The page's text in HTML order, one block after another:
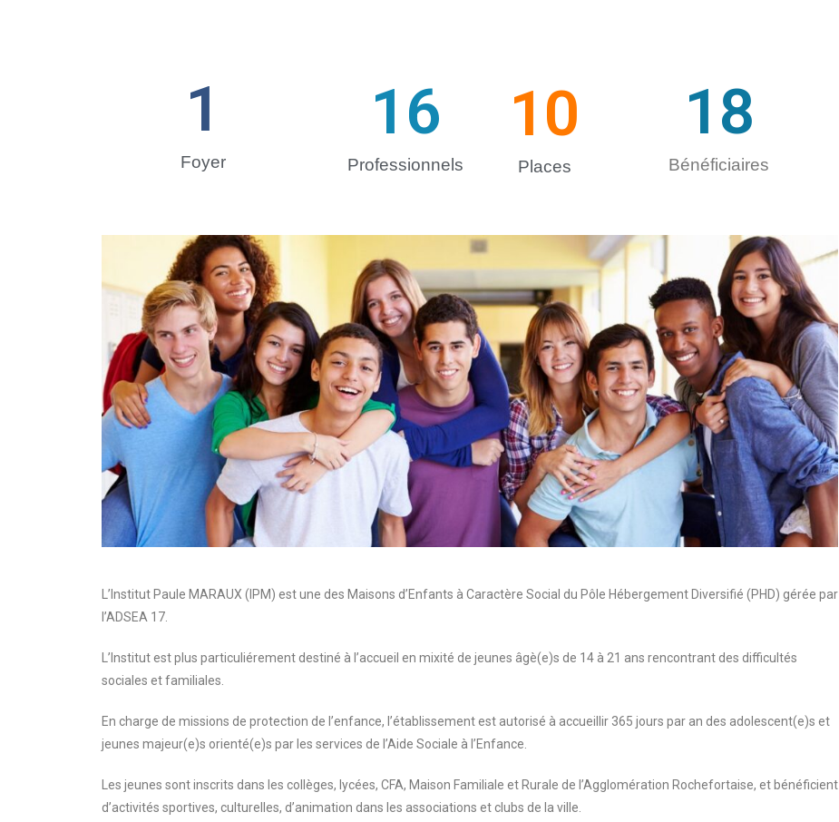
Foyer
1
Professionnels
16
Places
10
Bénéficiaires
18
L’Institut Paule MARAUX (IPM) est une des Maisons d’Enfants à Caractère Social du Pôle Hébergement Diversifié (PHD) gérée par
l’ADSEA 17.
L’Institut est plus particuliérement destiné à l’accueil en mixité de jeunes âgè(e)s de 14 à 21 ans rencontrant des difficultés
sociales et familiales.
En charge de missions de protection de l’enfance, l’établissement est autorisé à accueillir 365 jours par an des adolescent(e)s et
jeunes majeur(e)s orienté(e)s par les services de l’Aide Sociale à l’Enfance.
Les jeunes sont inscrits dans les collèges, lycées, CFA, Maison Familiale et Rurale de l’Agglomération Rochefortaise, et bénéficient
d’activités sportives, culturelles, d’animation dans les associations et clubs de la ville.